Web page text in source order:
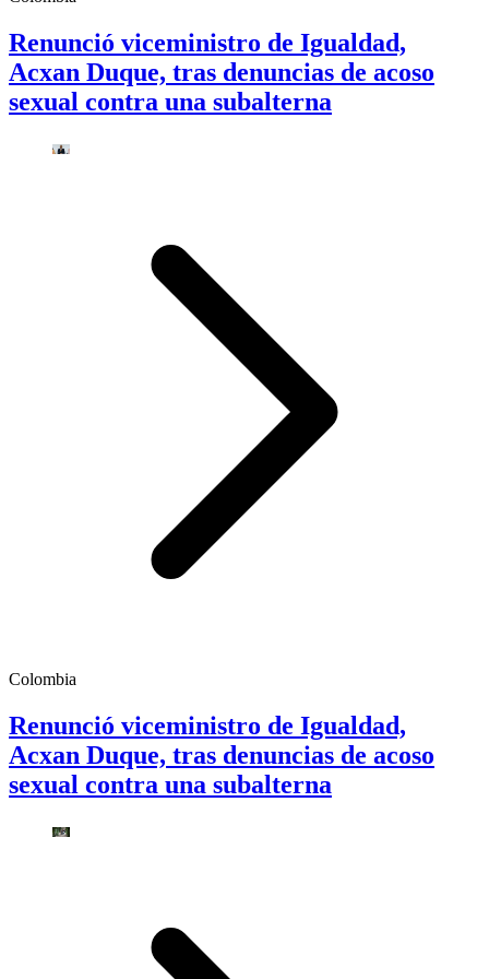
Renunció viceministro de Igualdad,
Acxan Duque, tras denuncias de acoso
sexual contra una subalterna
Colombia
Renunció viceministro de Igualdad,
Acxan Duque, tras denuncias de acoso
sexual contra una subalterna